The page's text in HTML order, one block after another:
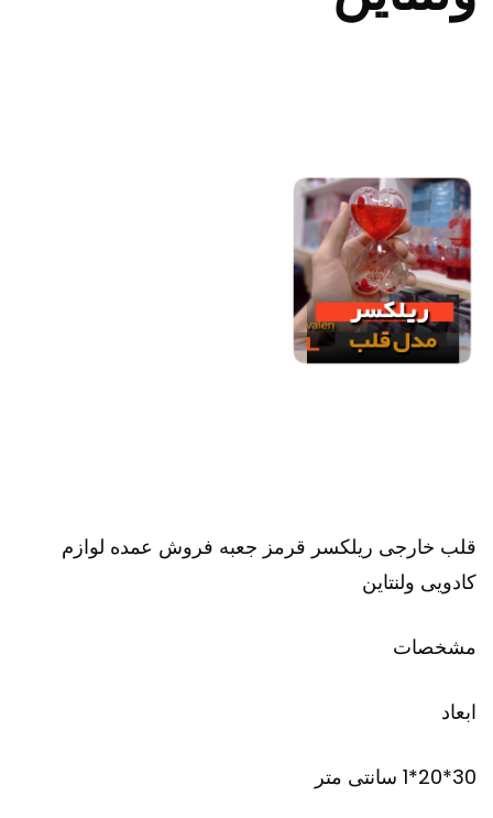
قلب خارجی ریلکسر قرمز جعبه فروش عمده لوازم
کادویی ولنتاین
مشخصات
ابعاد
30*20*1 سانتی متر